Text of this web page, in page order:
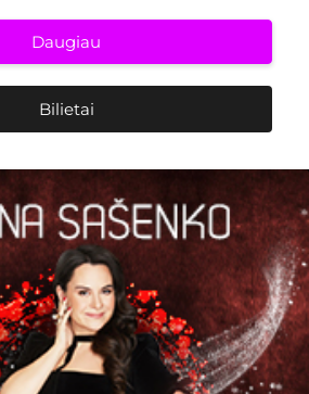
Daugiau
Bilietai